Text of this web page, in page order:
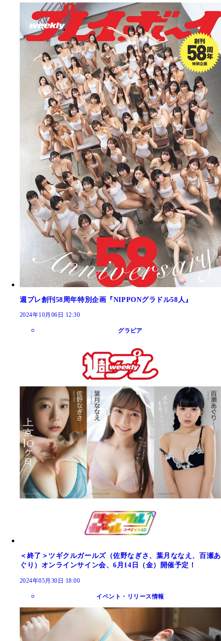
週プレ創刊58周年特別企画『NIPPONグラドル58人』
2024年10月06日 12:30
グラビア
＜終了＞ツギクルガールズ（佐野なぎさ、葉月ななえ、百瀬あ
ぐり）オンラインサイン会、6月14日（金）開催予定！
2024年05月30日 18:00
イベント・リリース情報